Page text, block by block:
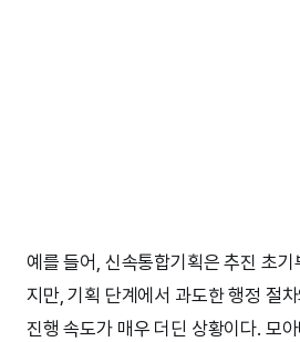
예를 들어, 신속통합기획은 추진 초
지만, 기획 단계에서 과도한 행정 절
진행 속도가 매우 더딘 상황이다. 모